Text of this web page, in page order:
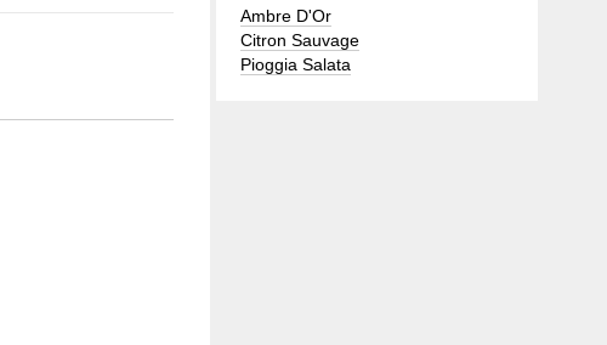
Ambre D'Or
Citron Sauvage
Pioggia Salata